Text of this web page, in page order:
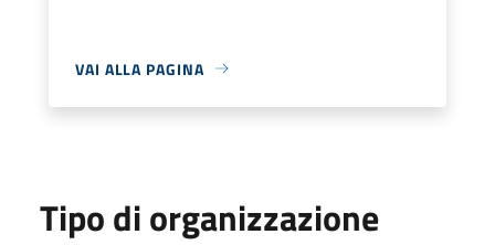
VAI ALLA PAGINA
Tipo di organizzazione